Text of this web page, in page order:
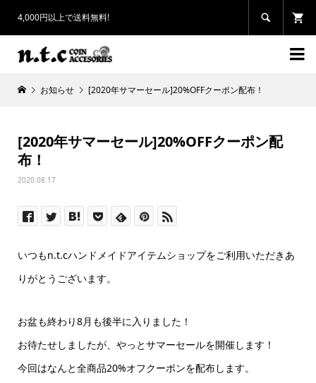
4,000円以上で送料無料! 

お知らせ [2020年サマーセール]20%OFFクーポン配布！
[2020年サマーセール]20%OFFクーポン配
布！
2020.08.17
いつもn.t.cハンドメイドアイテムショップをご利用いただきあ
りがとうございます。
お盆も終わり8月も後半に入りました！
お待たせしましたが、やっとサマーセールを開催します！
今回はなんと全商品20%オフクーポンを配布します。